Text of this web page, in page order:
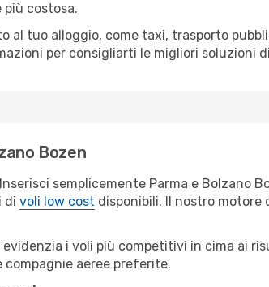
più costosa.
al tuo alloggio, come taxi, trasporto
per consigliarti le migliori soluzioni
Bozen
semplicemente Parma e Bolzano
di voli low cost disponibili. Il nostro
i voli più competitivi in cima ai
compagnie aeree preferite.